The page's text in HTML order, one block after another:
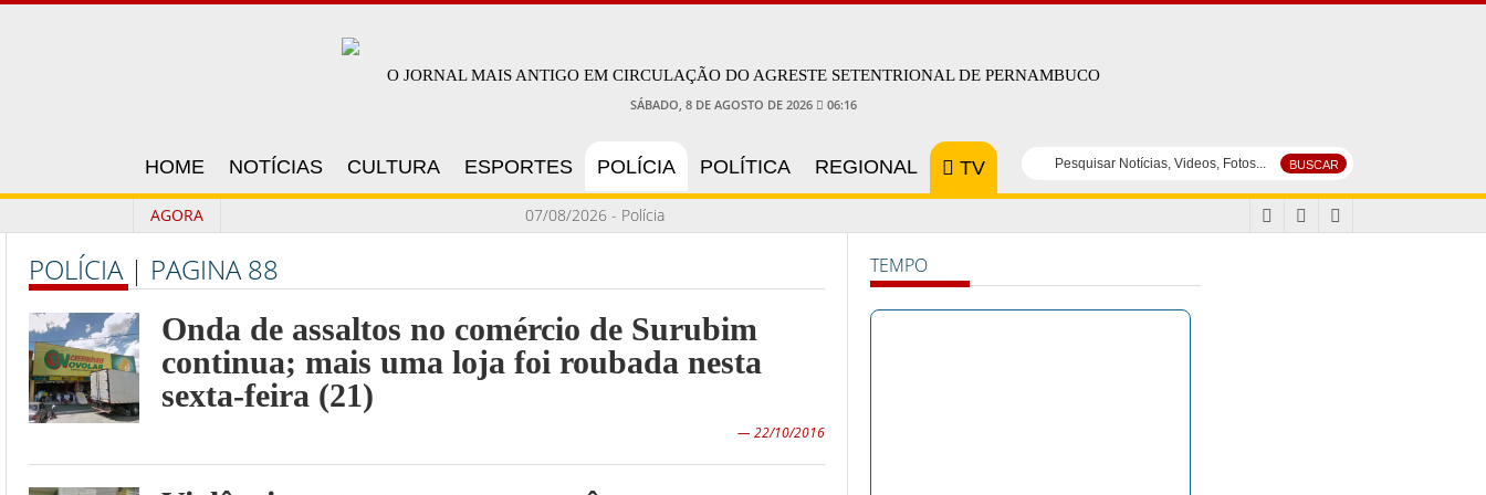
O JORNAL MAIS ANTIGO EM CIRCULAÇÃO DO AGRESTE SETENTRIONAL DE PERNAMBUCO
SÁBADO, 8 DE AGOSTO DE 2026 06:16
HOME NOTÍCIAS CULTURA ESPORTES POLÍCIA POLÍTICA REGIONAL TV
AGORA
07/08/2026 - Polícia
Operação Venatrix
realizada em
Surubim e outras
POLÍCIA | PAGINA 88
Onda de assaltos no comércio de Surubim
continua; mais uma loja foi roubada nesta
sexta-feira (21)
— 22/10/2016
TEMPO